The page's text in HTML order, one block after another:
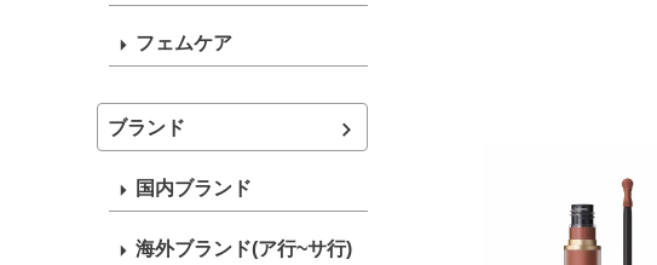
フェムケア
ブランド
国内ブランド
海外ブランド(ア行~サ行)